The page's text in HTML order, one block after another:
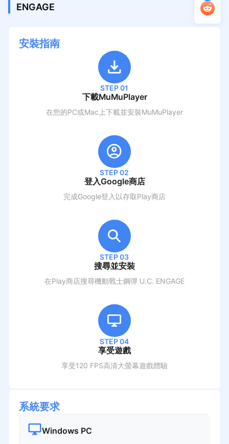
ENGAGE
安裝指南
STEP 01
下載MuMuPlayer
在您的PC或Mac上下載並安裝MuMuPlayer
STEP 02
登入Google商店
完成Google登入以存取Play商店
STEP 03
搜尋並安裝
在Play商店搜尋機動戰士鋼彈 U.C. ENGAGE
STEP 04
享受遊戲
享受120 FPS高清大螢幕遊戲體驗
系統要求
Windows PC